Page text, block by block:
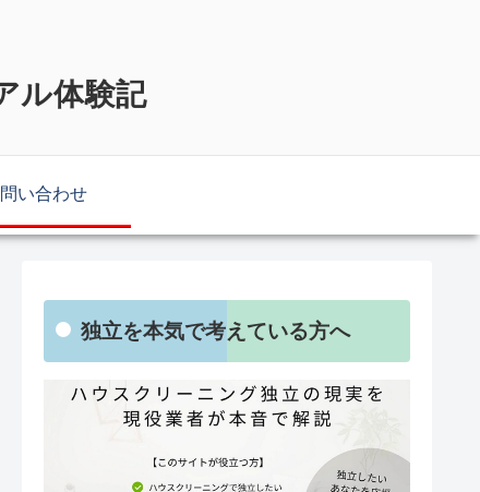
ル体験記
い合わせ
独立を本気で考えている方へ